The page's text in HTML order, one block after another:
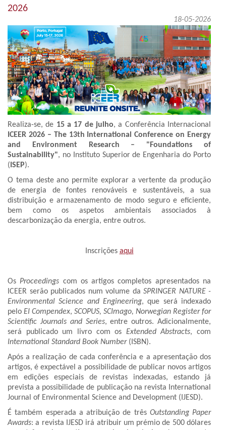
2026
18-05-2026
Realiza-se, de 15 a 17 de julho, a Conferência Internacional
ICEER 2026 – The 13th International Conference on Energy
and Environment Research – "Foundations of
Sustainability", no Instituto Superior de Engenharia do Porto
( ISEP).
O tema deste ano permite explorar a vertente da produção
de energia de fontes renováveis e sustentáveis, a sua
distribuição e armazenamento de modo seguro e eficiente,
bem como os aspetos ambientais associados à
descarbonização da energia, entre outros.
Inscrições aqui
Os Proceedings com os artigos completos apresentados na
ICEER serão publicados num volume da SPRINGER NATURE -
Environmental Science and Engineering, que será indexado
pelo EI Compendex, SCOPUS, SCImago, Norwegian Register for
Scientific Journals and Series, entre outros. Adicionalmente,
será publicado um livro com os Extended Abstracts, com
International Standard Book Number(ISBN).
Após a realização de cada conferência e a apresentação dos
artigos, é expectável a possibilidade de publicar novos artigos
em edições especiais de revistas indexadas, estando já
prevista a possibilidade de publicação na revista International
Journal of Environmental Science and Development (IJESD).
É também esperada a atribuição de três Outstanding Paper
Awards: a revista IJESD irá atribuir um prémio de 500 dólares